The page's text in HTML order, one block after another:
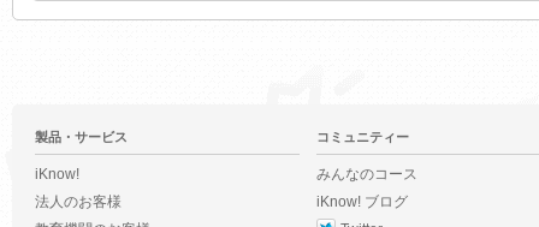
製品・サービス
iKnow!
法人のお客様
コミュニティー
みんなのコース
iKnow! ブログ